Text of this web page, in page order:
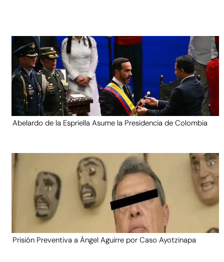
Abelardo de la Espriella Asume la Presidencia de Colombia
Prisión Preventiva a Ángel Aguirre por Caso Ayotzinapa